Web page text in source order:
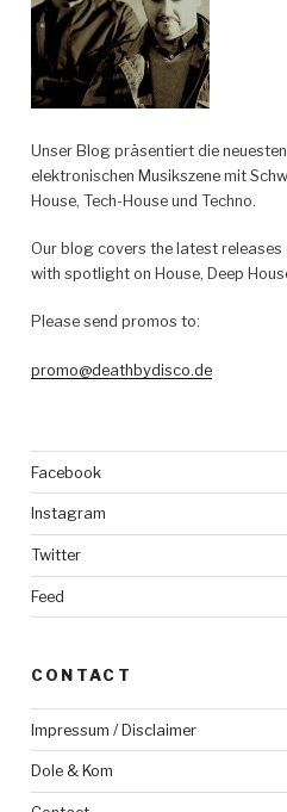
Unser Blog präsentiert die
elektronischen Musikszene mit
House, Tech-House und Techno.
Our blog covers the latest
with spotlight on House, Deep
Please send promos to:
promo@deathbydisco.de
Facebook
Instagram
Twitter
Feed
CONTACT
Impressum / Disclaimer
Dole & Kom